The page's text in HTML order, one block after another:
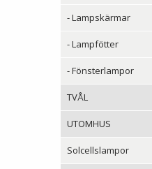
- Lampskärmar
- Lampfötter
- Fönsterlampor
TVÅL
UTOMHUS
Solcellslampor